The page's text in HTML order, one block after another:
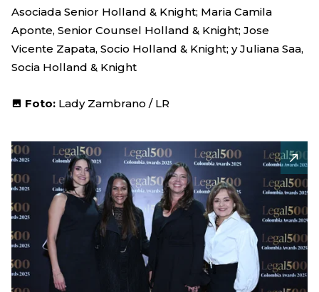
Asociada Senior Holland & Knight; Maria Camila
Aponte, Senior Counsel Holland & Knight; Jose
Vicente Zapata, Socio Holland & Knight; y Juliana Saa,
Socia Holland & Knight
Foto: Lady Zambrano / LR